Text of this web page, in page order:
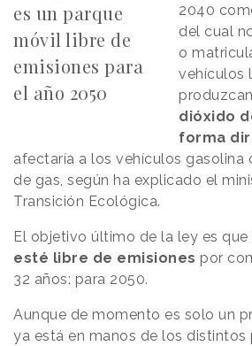
es un parque
móvil libre de
emisiones para
el año 2050
2040
del cual
o
vehículos
produzcan
dióxido
forma
afectaría a los vehículos gasolina
de gas, según ha explicado el
Transición Ecológica.
El objetivo último de la ley es que
esté libre de emisiones por
32 años: para 2050.
Aunque de momento es solo un
ya está en manos de los